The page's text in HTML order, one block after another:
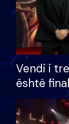
Vendi i
është